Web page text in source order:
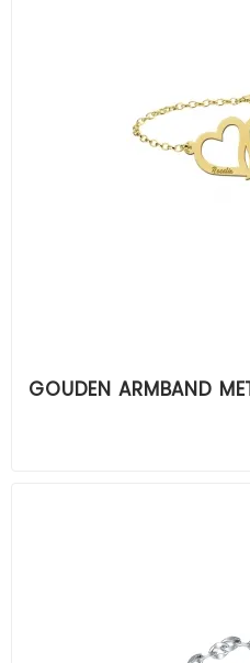
GOUDEN ARMBAND